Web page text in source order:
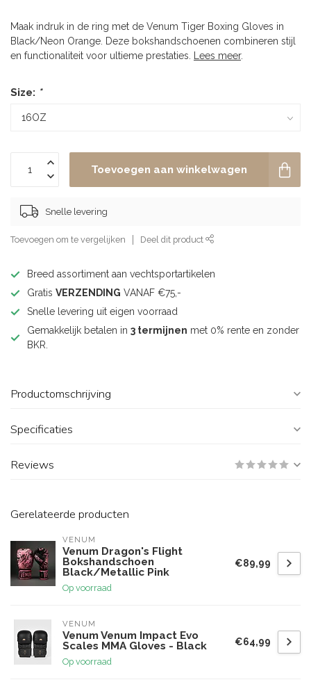
Maak indruk in de ring met de Venum Tiger Boxing Gloves in
Black/Neon Orange. Deze bokshandschoenen combineren stijl
en functionaliteit voor ultieme prestaties.
Lees meer.
Size: *
Toevoegen aan winkelwagen
Snelle levering
Toevoegen om te vergelijken Deel dit product
Breed assortiment aan vechtsportartikelen
Gratis VERZENDING VANAF €75,-
Snelle levering uit eigen voorraad
Gemakkelijk betalen in 3 termijnen met 0% rente en zonder
BKR.
Productomschrijving
Specificaties
Reviews
Gerelateerde producten
VENUM
Venum Dragon's Flight
Bokshandschoen
Black/Metallic Pink
Op voorraad
€89,99
VENUM
Venum Venum Impact Evo
Scales MMA Gloves - Black
Op voorraad
€64,99